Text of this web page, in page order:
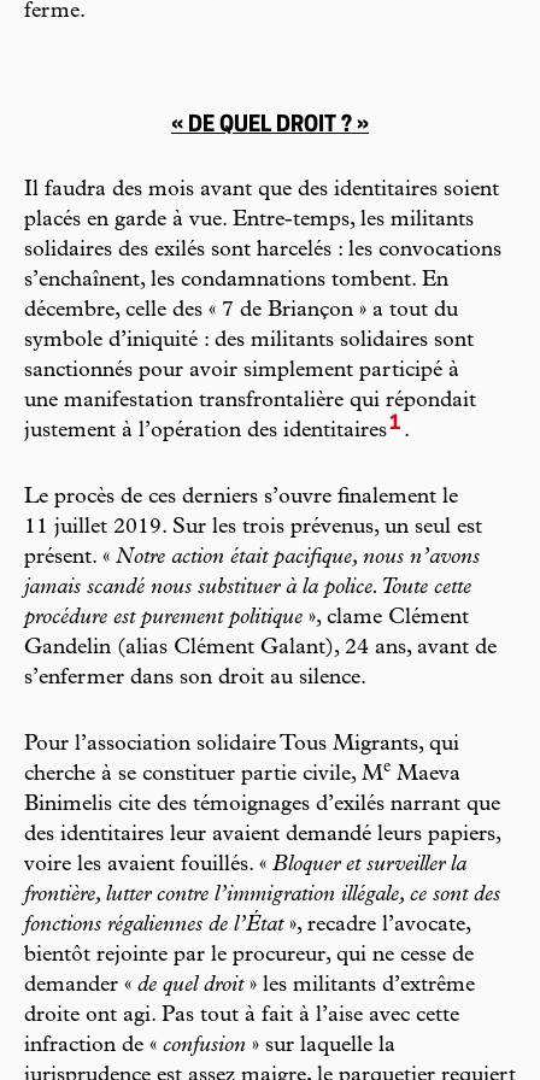
ferme.
« DE QUEL DROIT ? »
Il faudra des mois avant que des identitaires soient
placés en garde à vue. Entre-temps, les militants
solidaires des exilés sont harcelés : les convocations
s’enchaînent, les condamnations tombent. En
décembre, celle des « 7 de Briançon » a tout du
symbole d’iniquité : des militants solidaires sont
sanctionnés pour avoir simplement participé à
une manifestation transfrontalière qui répondait
justement à l’opération des identitaires1 .
Le procès de ces derniers s’ouvre finalement le
11 juillet 2019. Sur les trois prévenus, un seul est
présent. « Notre action était pacifique, nous n’avons
jamais scandé nous substituer à la police. Toute cette
procédure est purement politique », clame Clément
Gandelin (alias Clément Galant), 24 ans, avant de
s’enfermer dans son droit au silence.
Pour l’association solidaire Tous Migrants, qui
cherche à se constituer partie civile, Me Maeva
Binimelis cite des témoignages d’exilés narrant que
des identitaires leur avaient demandé leurs papiers,
voire les avaient fouillés. « Bloquer et surveiller la
frontière, lutter contre l’immigration illégale, ce sont des
fonctions régaliennes de l’État», recadre l’avocate,
bientôt rejointe par le procureur, qui ne cesse de
demander « de quel droit» les militants d’extrême
droite ont agi. Pas tout à fait à l’aise avec cette
infraction de « confusion » sur laquelle la